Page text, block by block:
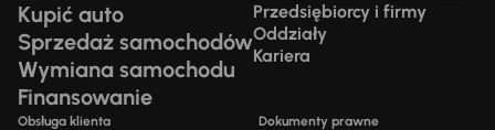
Kupić auto
Sprzedaż samochodów
Wymiana samochodu
Finansowanie
Przedsiębiorcy i firmy
Oddziały
Kariera
Obsługa klienta Dokumenty prawne